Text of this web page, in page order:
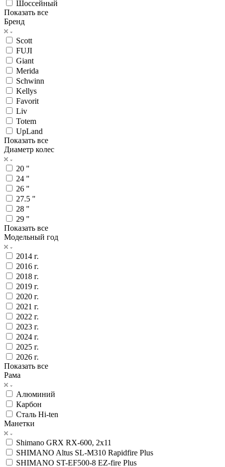
Шоссейный
Показать все
Бренд
Scott
FUJI
Giant
Merida
Schwinn
Kellys
Favorit
Liv
Totem
UpLand
Показать все
Диаметр колес
20 "
24 "
26 "
27.5 "
28 "
29 "
Показать все
Модельный год
2014 г.
2016 г.
2018 г.
2019 г.
2020 г.
2021 г.
2022 г.
2023 г.
2024 г.
2025 г.
2026 г.
Показать все
Рама
Алюминий
Карбон
Сталь Hi-ten
Манетки
Shimano GRX RX-600, 2x11
SHIMANO Altus SL-M310 Rapidfire Plus
SHIMANO ST-EF500-8 EZ-fire Plus